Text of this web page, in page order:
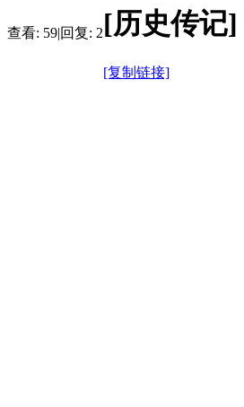
查看: 59|回复: 2[历史传记]
[复制链接]